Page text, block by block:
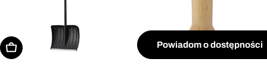
Dodaj do koszyka Powiadom o dostępności